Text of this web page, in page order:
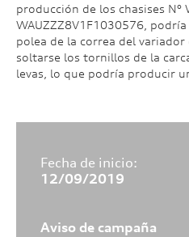
producción de los chasises N°
WAUZZZ8V1F1030576,
polea de la correa del
soltarse los tornillos de la
levas, lo que podría producir
Fecha de inicio:
12/09/2019
Aviso de campaña